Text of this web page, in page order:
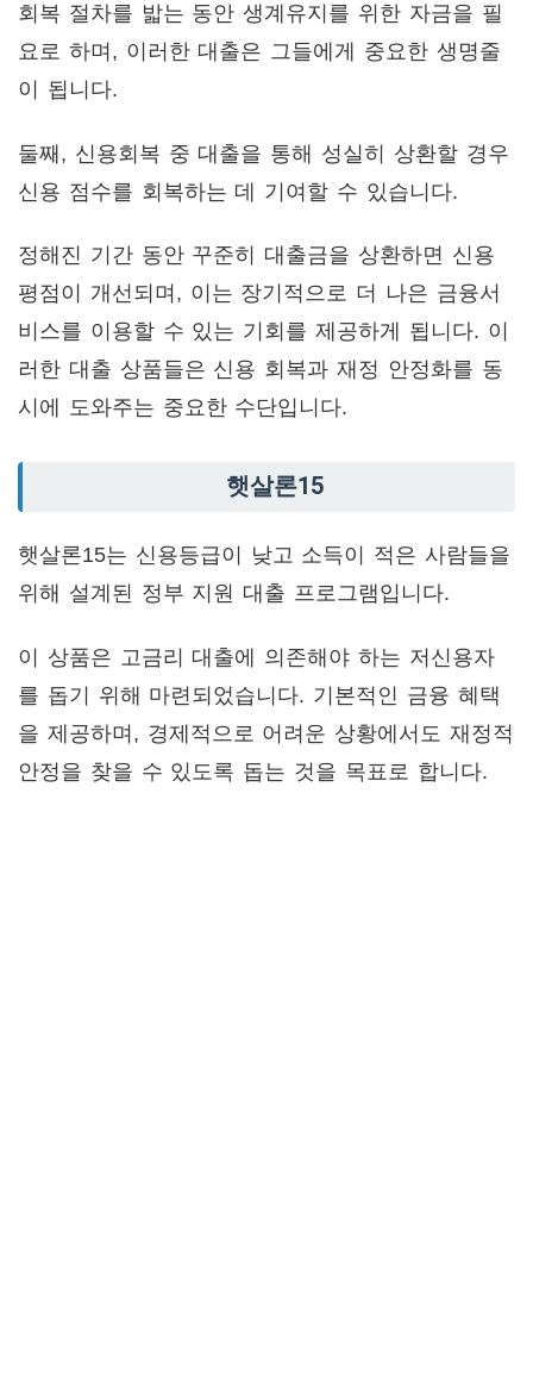
회복 절차를 밟는 동안 생계유지를 위한 자금을 필
요로 하며, 이러한 대출은 그들에게 중요한 생명줄
이 됩니다.
둘째, 신용회복 중 대출을 통해 성실히 상환할 경우
신용 점수를 회복하는 데 기여할 수 있습니다.
정해진 기간 동안 꾸준히 대출금을 상환하면 신용
평점이 개선되며, 이는 장기적으로 더 나은 금융서
비스를 이용할 수 있는 기회를 제공하게 됩니다. 이
러한 대출 상품들은 신용 회복과 재정 안정화를 동
시에 도와주는 중요한 수단입니다.
햇살론15
햇살론15는 신용등급이 낮고 소득이 적은 사람들을
위해 설계된 정부 지원 대출 프로그램입니다.
이 상품은 고금리 대출에 의존해야 하는 저신용자
를 돕기 위해 마련되었습니다. 기본적인 금융 혜택
을 제공하며, 경제적으로 어려운 상황에서도 재정적
안정을 찾을 수 있도록 돕는 것을 목표로 합니다.